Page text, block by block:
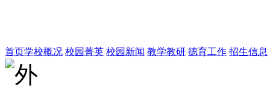
首页学校概况 校园菁英 校园新闻 教学教研 德育工作 招生信息